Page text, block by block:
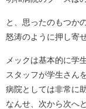
と、思ったのもつかの
怒涛のように押し寄
メックは基本的に学
スタッフが学生さん
病院としては非常に
なんせ、次から次へ